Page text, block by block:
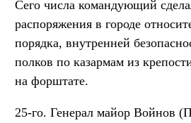
Сего числа командующий
распоряжения в городе
порядка, внутренней
полков по казармам из
на форштате.
25-го. Генерал майор Войнов